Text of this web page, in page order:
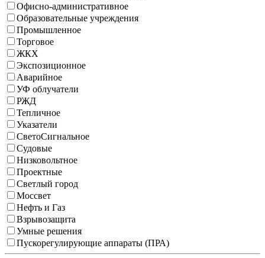
Офисно-административное
Образовательные учреждения
Промышленное
Торговое
ЖКХ
Экспозиционное
Аварийное
УФ облучатели
РЖД
Тепличное
Указатели
СветоСигнальное
Судовые
Низковольтное
Проектные
Светлый город
Моссвет
Нефть и Газ
Взрывозащита
Умные решения
Пускорегулирующие аппараты (ПРА)